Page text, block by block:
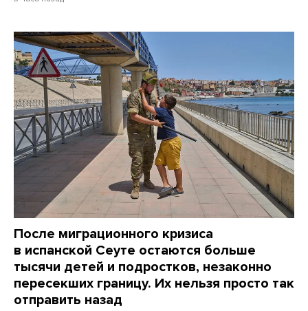
После миграционного кризиса
в испанской Сеуте остаются больше
тысячи детей и подростков, незаконно
пересекших границу. Их нельзя просто так
отправить назад